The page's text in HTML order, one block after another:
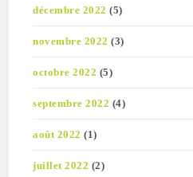
décembre 2022 (5)
novembre 2022 (3)
octobre 2022 (5)
septembre 2022 (4)
août 2022 (1)
juillet 2022 (2)